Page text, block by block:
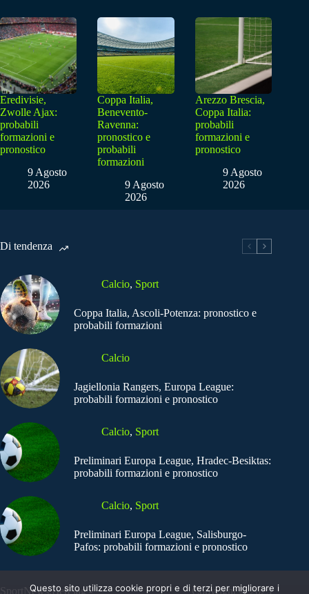
Eredivisie,
Zwolle Ajax:
probabili
formazioni e
pronostico
9 Agosto
2026
Coppa Italia,
Benevento-
Ravenna:
pronostico e
probabili
formazioni
9 Agosto
2026
Arezzo Brescia,
Coppa Italia:
probabili
formazioni e
pronostico
9 Agosto
2026
Di tendenza
Calcio, Sport
Coppa Italia, Ascoli-Potenza: pronostico e
probabili formazioni
Calcio
Jagiellonia Rangers, Europa League:
probabili formazioni e pronostico
Calcio, Sport
Preliminari Europa League, Hradec-Besiktas:
probabili formazioni e pronostico
Calcio, Sport
Preliminari Europa League, Salisburgo-
Pafos: probabili formazioni e pronostico
SportNews.BetFlag - Copyright © 2025
Questo sito utilizza cookie propri e di terzi per migliorare i